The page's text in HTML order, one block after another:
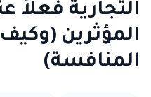
التجارية فعلاً
المؤثرين
المنافسة)